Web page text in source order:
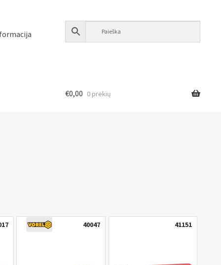
€0,00 0 prekių
40047 41151